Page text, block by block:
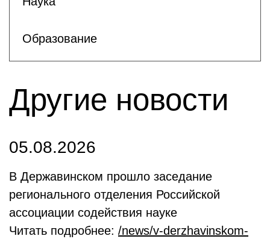
Образование
Другие новости
05.08.2026
В Державинском прошло заседание
регионального отделения Российской
ассоциации содействия науке
Читать подробнее: /news/v-derzhavinskom-